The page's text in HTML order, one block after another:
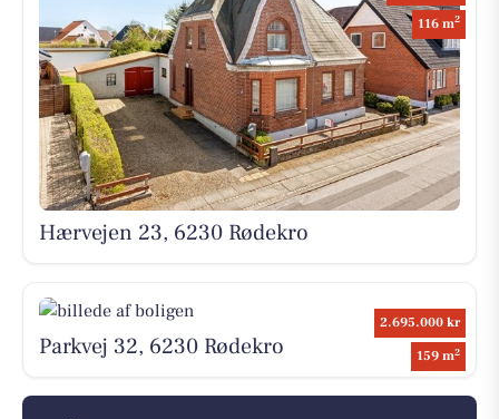
116 m2
Hærvejen 23, 6230 Rødekro
2.695.000 kr
159 m2
Parkvej 32, 6230 Rødekro